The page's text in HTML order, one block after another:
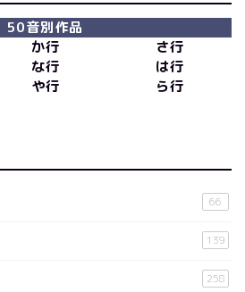
50音別作品
か行
さ行
な行
は行
や行
ら行
66
139
258